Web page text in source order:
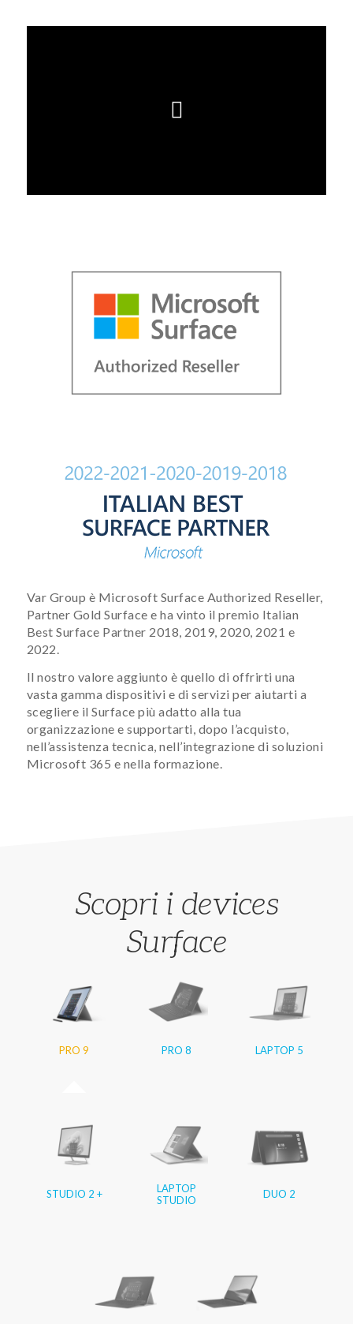
Var Group è Microsoft Surface Authorized Reseller,
Partner Gold Surface e ha vinto il premio Italian
Best Surface Partner 2018, 2019, 2020, 2021 e
2022.
Il nostro valore aggiunto è quello di offrirti una
vasta gamma dispositivi e di servizi per aiutarti a
scegliere il Surface più adatto alla tua
organizzazione e supportarti, dopo l’acquisto,
nell’assistenza tecnica, nell’integrazione di soluzioni
Microsoft 365 e nella formazione.
Scopri i devices
Surface
PRO 9 PRO 8 LAPTOP 5
STUDIO 2 +
LAPTOP
STUDIO
DUO 2